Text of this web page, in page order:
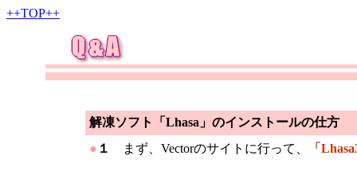
++TOP++
解凍ソフト「Lhasa」のインストールの仕方
● １ まず、Vectorのサイトに行って、 「